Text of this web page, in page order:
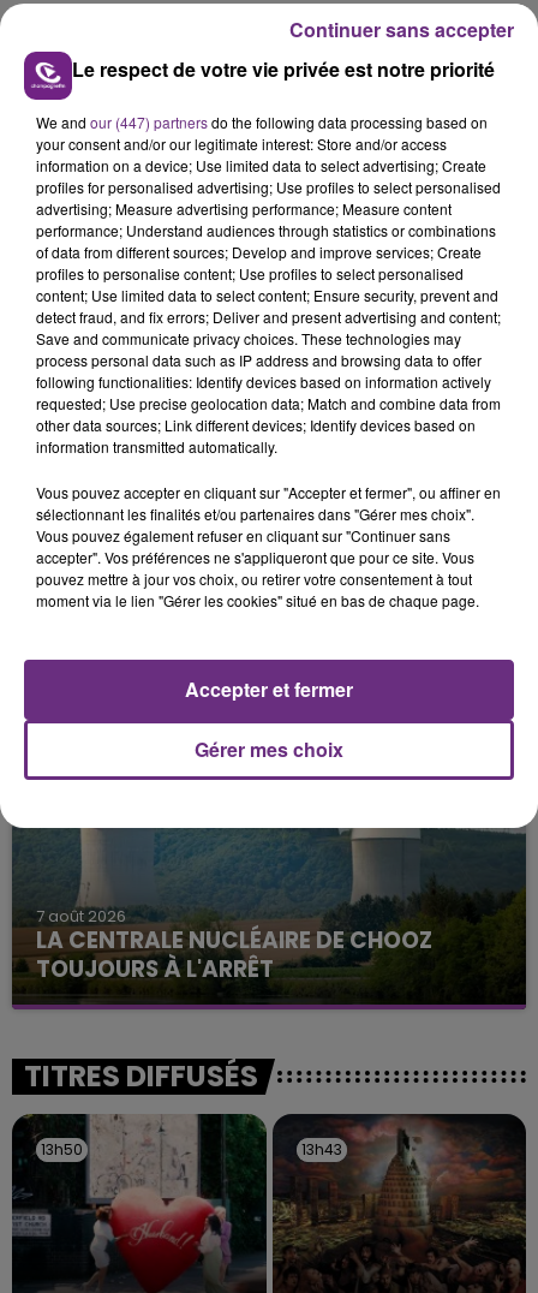
Coureur ou accompagnateur, ne passe pas à côté
des charmes de la ville de Reims !
Champagne FM, partenaire média officiel du Run In
Reims !
Gagnez vos dossards en jouant ici :
https://www.champagnefm.com/gagnez-vos-
dossards-pour-le-run-in-reims
FIL D'ACTU
JAMAIS SANS MON FRÈRE
Julien Fourel n'a plus donné signé de vie depuis 5
mois. Sa sœur poursuit ses recherches pour le
7 août 2026
LA CENTRALE NUCLÉAIRE DE CHOOZ
TOUJOURS À L'ARRÊT
Cela fait déjà une semaine que la centrale
justifiée par la sécheresse intense qui est toujours
présente.
TITRES DIFFUSÉS
13h50
13h50 13h43
13h43
Le respect de votre vie privée est notre priorité
We and our (447) partnersdo the following data processing based on
your consent and/or our legitimate interest: Store and/or access
information on a device; Use limited data to select advertising; Create
profiles for personalised advertising; Use profiles to select personalised
advertising; Measure advertising performance; Measure content
performance; Understand audiences through statistics or combinations
of data from different sources; Develop and improve services; Create
profiles to personalise content; Use profiles to select personalised
content; Use limited data to select content; Ensure security, prevent and
detect fraud, and fix errors; Deliver and present advertising and content;
Save and communicate privacy choices. These technologies may
process personal data such as IP address and browsing data to offer
following functionalities: Identify devices based on information actively
requested; Use precise geolocation data; Match and combine data from
other data sources; Link different devices; Identify devices based on
information transmitted automatically.
Vous pouvez accepter en cliquant sur "Accepter et fermer", ou affiner en
sélectionnant les finalités et/ou partenaires dans "Gérer mes choix".
Vous pouvez également refuser en cliquant sur "Continuer sans
accepter". Vos préférences ne s'appliqueront que pour ce site. Vous
pouvez mettre à jour vos choix, ou retirer votre consentement à tout
moment via le lien "Gérer les cookies" situé en bas de chaque page.
Gérer mes choix
Accepter et fermer
Continuer sans accepter